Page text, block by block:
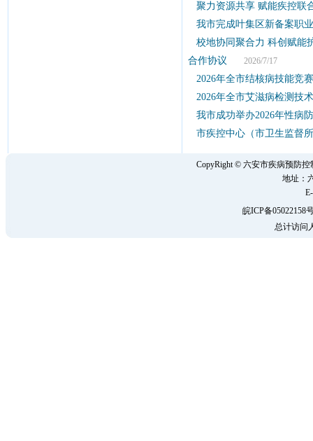
聚力资源共享 赋能疾控联
我市完成叶集区新备案职
校地协同聚合力 科创赋能
合作协议 2026/7/17
2026年全市结核病技能竞
2026年全市艾滋病检测技
我市成功举办2026年性病
市疾控中心（市卫生监督
CopyRight © 六安市疾病预防
地址：
皖ICP备05022158
总计访问